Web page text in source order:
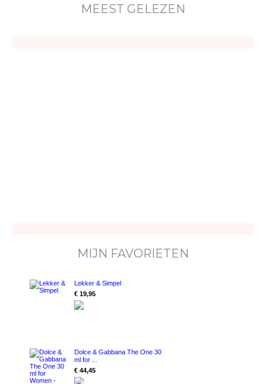
MEEST GELEZEN
MIJN FAVORIETEN
Lekker & Simpel
€ 19,95
Dolce & Gabbana The One 30
ml for ...
€ 44,45